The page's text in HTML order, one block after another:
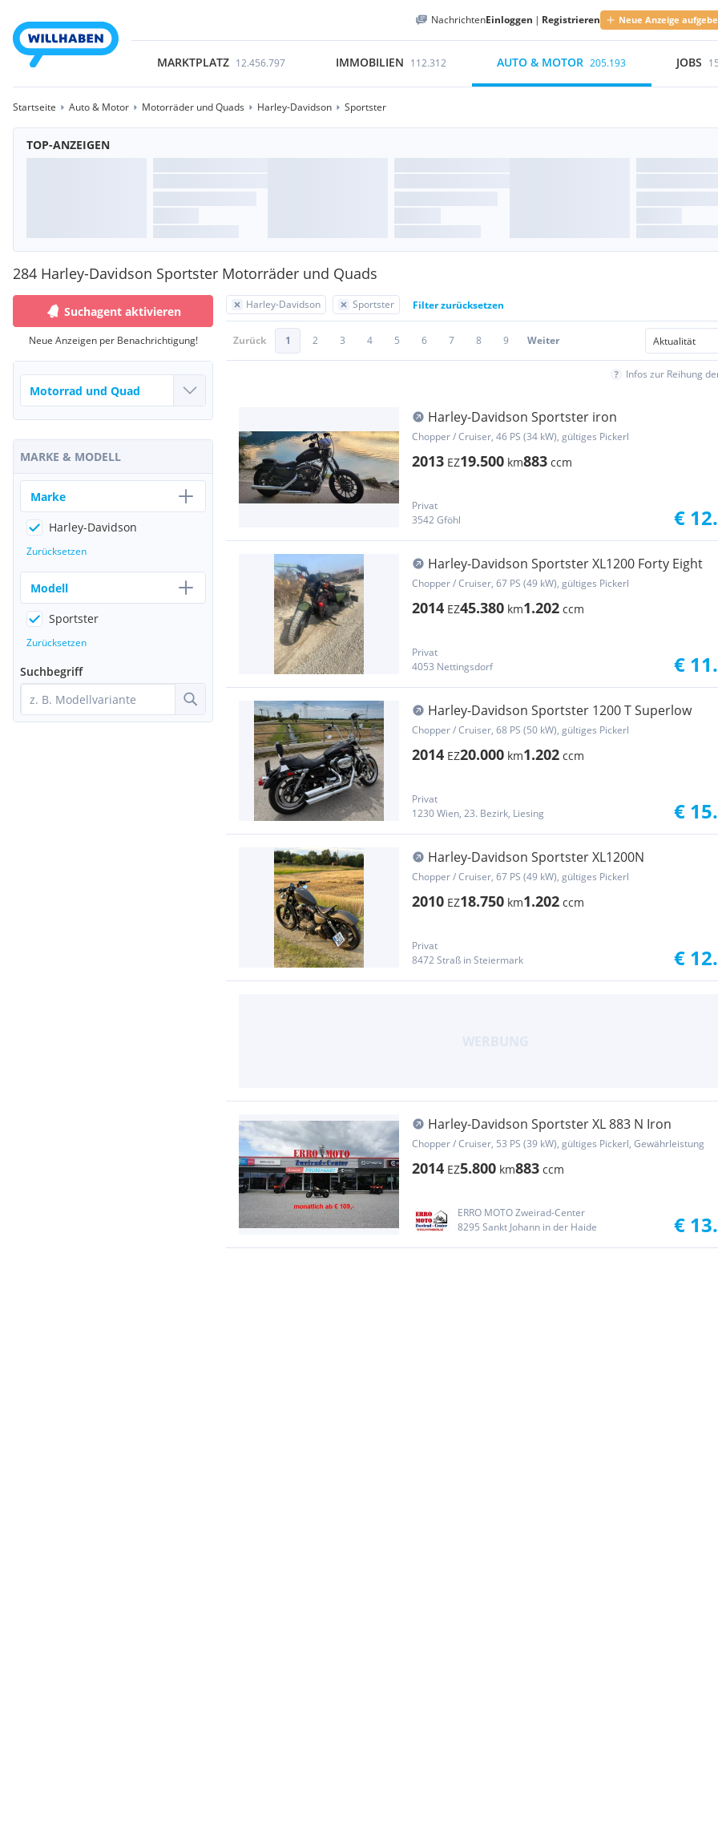
NachrichtenEinloggen | Registrieren Neue Anzeige
MARKTPLATZ 12.456.797 IMMOBILIEN 112.312 AUTO & MOTOR 205.193 JOBS
Startseite Auto & Motor Motorräder und Quads Harley-Davidson Sportster
TOP-ANZEIGEN
284 Harley-Davidson Sportster Motorräder und Quads
Harley-Davidson Sportster Filter zurücksetzen
Zurück 1 2 3 4 5 6 7 8 9 Weiter
Infos zur Reihung
Harley-Davidson Sportster iron
Chopper / Cruiser, 46 PS (34 kW), gültiges Pickerl
2013 EZ19.500 km883 ccm
Privat
3542 Gföhl
€
Harley-Davidson Sportster XL1200 Forty Eight
Chopper / Cruiser, 67 PS (49 kW), gültiges Pickerl
2014 EZ45.380 km1.202 ccm
Privat
4053 Nettingsdorf
€
Harley-Davidson Sportster 1200 T Superlow
Chopper / Cruiser, 68 PS (50 kW), gültiges Pickerl
2014 EZ20.000 km1.202 ccm
Privat
1230 Wien, 23. Bezirk, Liesing
€
Harley-Davidson Sportster XL1200N
Chopper / Cruiser, 67 PS (49 kW), gültiges Pickerl
2010 EZ18.750 km1.202 ccm
Privat
8472 Straß in Steiermark
€
Harley-Davidson Sportster XL 883 N Iron
Chopper / Cruiser, 53 PS (39 kW), gültiges Pickerl, Gewährleistung
2014 EZ5.800 km883 ccm
ERRO MOTO Zweirad-Center
8295 Sankt Johann in der Haide
€
Suchagent aktivieren
Neue Anzeigen per Benachrichtigung!
MARKE & MODELL
Marke
Harley-Davidson
Zurücksetzen
Modell
Sportster
Zurücksetzen
Suchbegriff